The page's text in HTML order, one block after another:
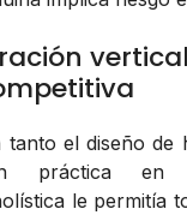
tanto el diseño de
práctica en
le permitía